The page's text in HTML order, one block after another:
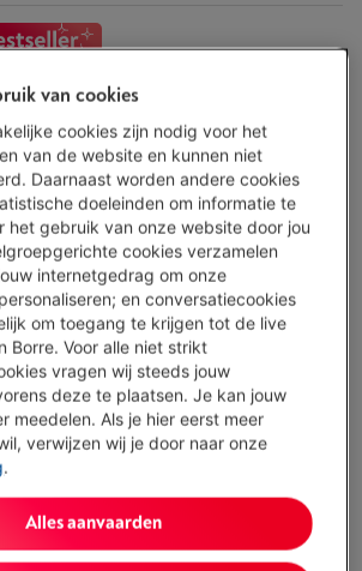
(386)
Samsung Exynos-1680
256 GB
6.7 inch, 1080 x 2340 pixels (FHD+),
Amoled
geleverd-Bekijk voorraad
Koop nu
Voor jou getest
GALAXY S26 5G 256GB BLACK
(267)
van cookies
cookies zijn nodig voor het
van de website en kunnen niet
Daarnaast worden andere cookies
doeleinden om informatie te
het gebruik van onze website door jou
cookies verzamelen
internetgedrag om onze
en conversatiecookies
om toegang te krijgen tot de live
Borre. Voor alle niet strikt
vragen wij steeds jouw
deze te plaatsen. Je kan jouw
meedelen. Als je hier eerst meer
verwijzen wij je door naar onze
.
Alles aanvaarden